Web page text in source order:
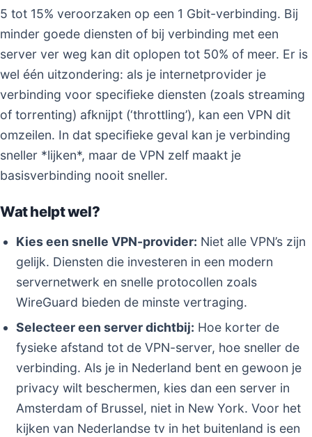
5 tot 15% veroorzaken op een 1 Gbit-verbinding. Bij
minder goede diensten of bij verbinding met een
server ver weg kan dit oplopen tot 50% of meer. Er is
wel één uitzondering: als je internetprovider je
verbinding voor specifieke diensten (zoals streaming
of torrenting) afknijpt (‘throttling’), kan een VPN dit
omzeilen. In dat specifieke geval kan je verbinding
sneller *lijken*, maar de VPN zelf maakt je
basisverbinding nooit sneller.
Wat helpt wel?
Kies een snelle VPN-provider: Niet alle VPN’s zijn
gelijk. Diensten die investeren in een modern
servernetwerk en snelle protocollen zoals
WireGuard bieden de minste vertraging.
Selecteer een server dichtbij: Hoe korter de
fysieke afstand tot de VPN-server, hoe sneller de
verbinding. Als je in Nederland bent en gewoon je
privacy wilt beschermen, kies dan een server in
Amsterdam of Brussel, niet in New York. Voor het
kijken van Nederlandse tv in het buitenland is een